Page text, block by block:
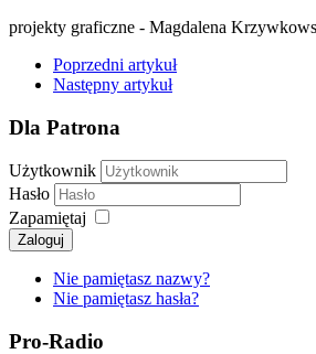
projekty graficzne - Magdalena
Poprzedni artykuł
Następny artykuł
Dla Patrona
Użytkownik
Hasło
Zapamiętaj
Zaloguj
Nie pamiętasz nazwy?
Nie pamiętasz hasła?
Pro-Radio